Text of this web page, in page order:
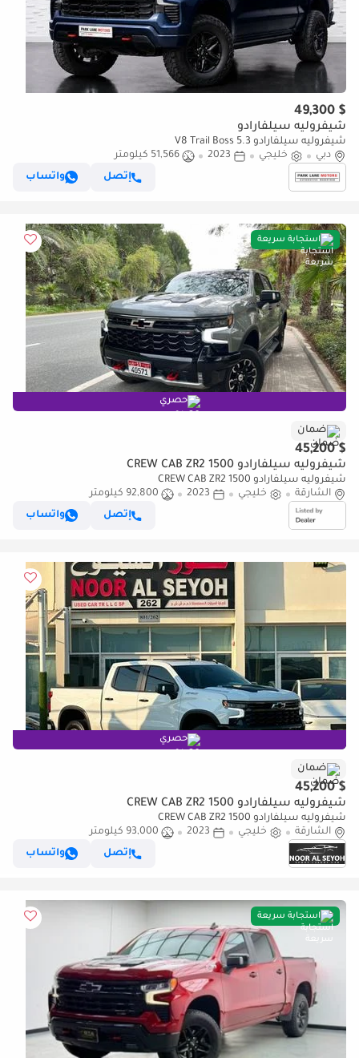
$ 49,300
شيفروليه سيلفارادو
شيفروليه سيلفارادو 5.3 V8 Trail Boss
دبي
خليجي 2023
51,566 كيلومتر
إتصل
واتساب
استجابة سريعة
حصري
ضمان
$ 45,200
شيفروليه سيلفارادو 1500 CREW CAB ZR2
شيفروليه سيلفارادو 1500 CREW CAB ZR2
الشارقة
خليجي 2023
92,800 كيلومتر
إتصل
واتساب
حصري
ضمان
$ 45,200
شيفروليه سيلفارادو 1500 CREW CAB ZR2
شيفروليه سيلفارادو 1500 CREW CAB ZR2
الشارقة
خليجي 2023
93,000 كيلومتر
إتصل
واتساب
استجابة سريعة